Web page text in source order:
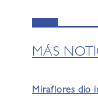
MÁS
Miraflores dio